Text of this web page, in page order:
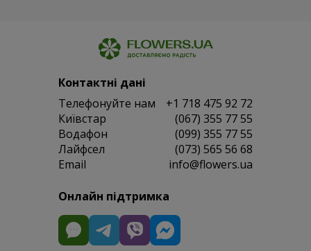
Контактні дані
Телефонуйте нам
+1 718 475 92 72
Київстар
(067) 355 77 55
Водафон
(099) 355 77 55
Лайфсел
(073) 565 56 68
Email
info@flowers.ua
Онлайн підтримка